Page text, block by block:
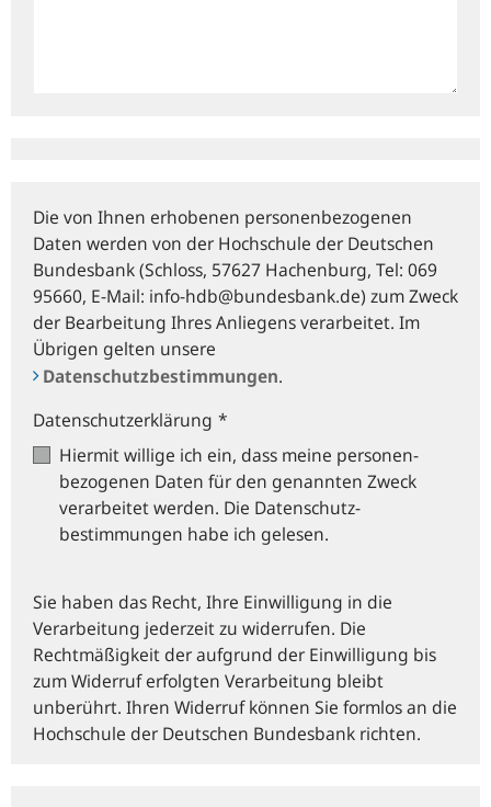
Die von Ihnen erhobenen personenbezogenen
Daten werden von der Hochschule der Deutschen
Bundesbank (Schloss, 57627 Hachenburg, Tel: 069
95660, E‑Mail: info-hdb@bundesbank.de) zum Zweck
der Bearbeitung Ihres Anliegens verarbeitet. Im
Übrigen gelten unsere
Datenschutzbestimmungen.
Datenschutzerklärung *
Hiermit willige ich ein, dass meine personen­
bezogenen Daten für den genannten Zweck
verarbeitet werden. Die Datenschutz­
bestimmungen habe ich gelesen.
Sie haben das Recht, Ihre Einwilligung in die
Verarbeitung jederzeit zu widerrufen. Die
Rechtmäßigkeit der aufgrund der Einwilligung bis
zum Widerruf erfolgten Verarbeitung bleibt
unberührt. Ihren Widerruf können Sie formlos an die
Hochschule der Deutschen Bundesbank richten.